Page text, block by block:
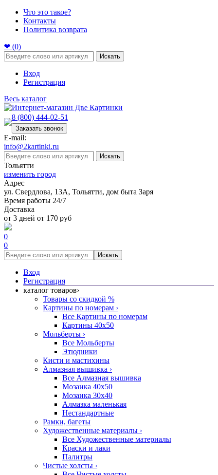
Что это такое?
Контакты
Политика возврата
❤ (0)
Искать
Вход
Регистрация
Весь каталог
8 (800) 444-02-51
Заказать звонок
E-mail:
info@2kartinki.ru
Искать
Тольятти
изменить город
Адрес
ул. Свердлова, 13А, Тольятти, дом быта Заря
Время работы 24/7
Доставка
от 3 дней от 170 руб
0
0
Искать
Вход
Регистрация
каталог товаров›
Товары со скидкой %
Картины по номерам ›
Все Картины по номерам
Картины 40x50
Мольберты ›
Все Мольберты
Этюдники
Кисти и мастихины
Алмазная вышивка ›
Все Алмазная вышивка
Мозаика 40x50
Мозаика 30x40
Алмазка маленькая
Нестандартные
Рамки, багеты
Художественные материалы ›
Все Художественные материалы
Краски и лаки
Палитры
Чистые холсты ›